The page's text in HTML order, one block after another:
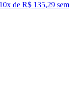
10x de R$ 135,29 sem